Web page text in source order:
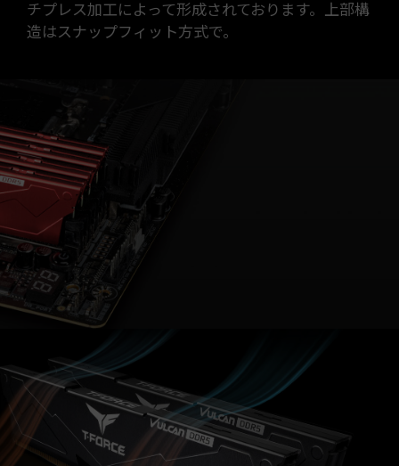
チプレス加工によって形成されております。上部構
造はスナップフィット方式で。